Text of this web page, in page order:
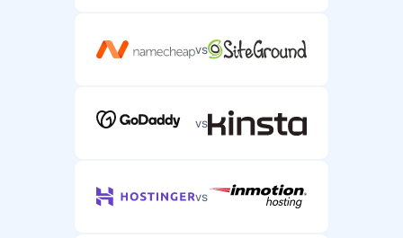
vs
vs
vs